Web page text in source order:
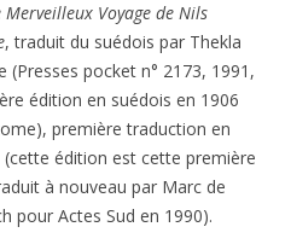
Merveilleux Voyage de Nils
, traduit du suédois par Thekla
pocket n° 2173, 1991,
édition en suédois en 1906
première traduction en
édition est cette première
à nouveau par Marc de
pour Actes Sud en 1990).